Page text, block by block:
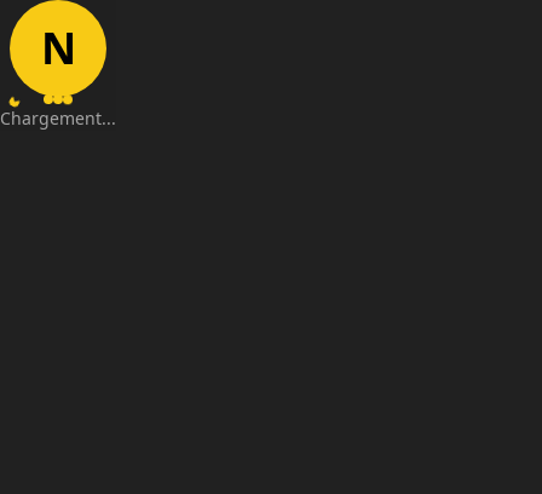
N
Chargement...